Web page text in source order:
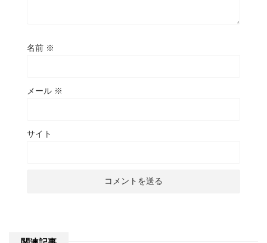
名前 ※
メール ※
サイト